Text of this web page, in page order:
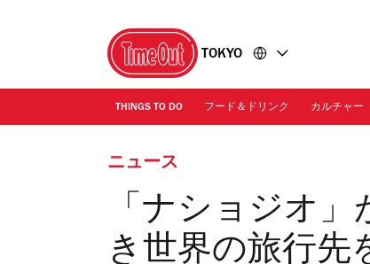
TOKYO
THINGS TO DO フード＆ドリンク カルチャー
ニュース
「ナショジオ
き世界の旅行先